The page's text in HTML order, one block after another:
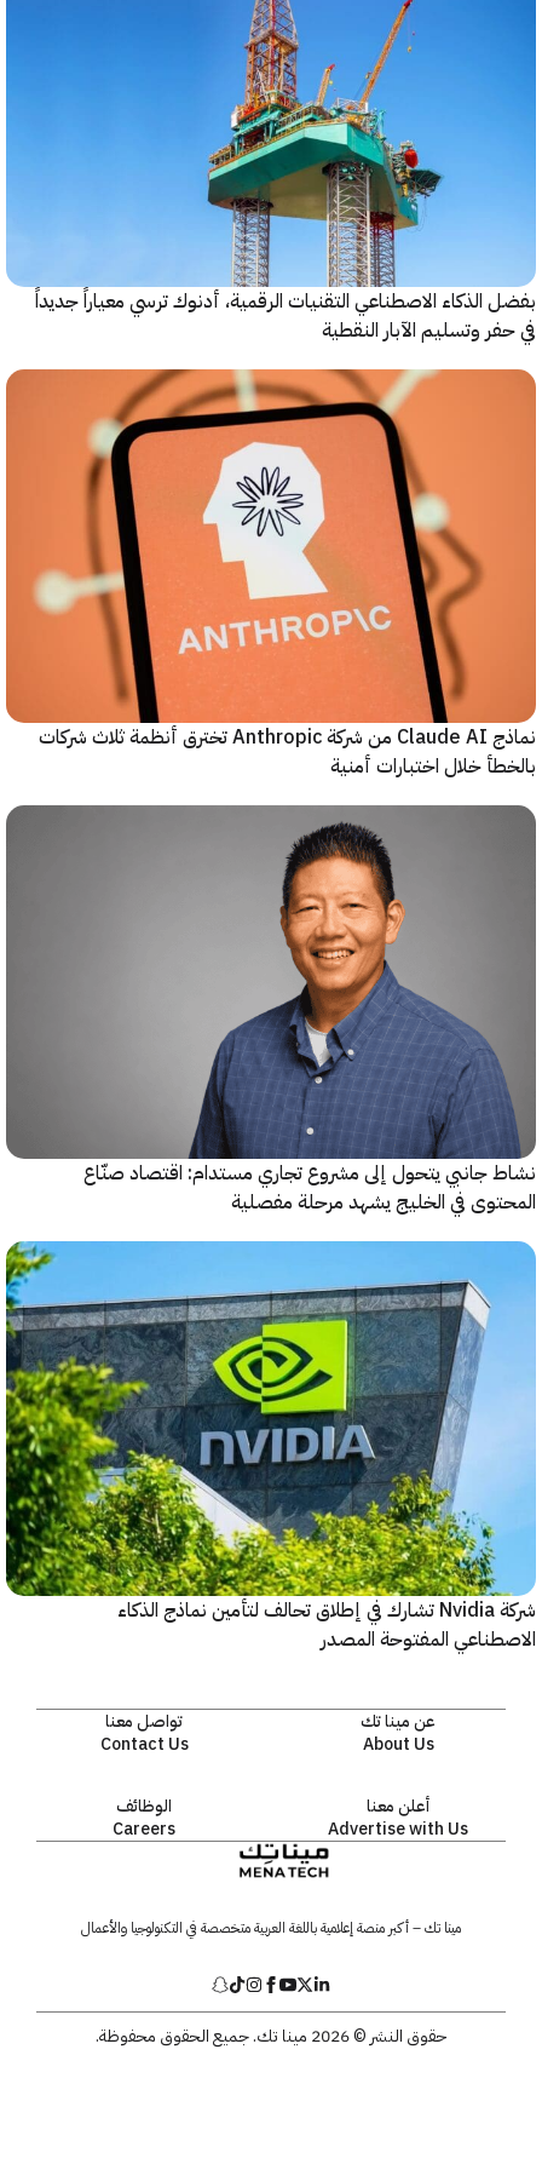
الاصطناعي التقنيات الرقمية، أدنوك ترسي معياراً جديداً
وتسليم الآبار النقطية
نماذج Claude AI من شركة Anthropic تخترق أنظمة ثلاث شركات
خلال اختبارات أمنية
جانبي يتحول إلى مشروع تجاري مستدام: اقتصاد صنّاع
في الخليج يشهد مرحلة مفصلية
شركة Nvidia تشارك في إطلاق تحالف لتأمين نماذج الذكاء
المفتوحة المصدر
عن مينا تك
About Us
تواصل معنا
Contact Us
أعلن معنا
Advertise with Us
الوظائف
Careers
مينا تك – أكبر منصة إعلامية باللغة العربية متخصصة في التكنولوجيا والأعمال
حقوق النشر © 2026 مينا تك. جميع الحقوق محفوظة.